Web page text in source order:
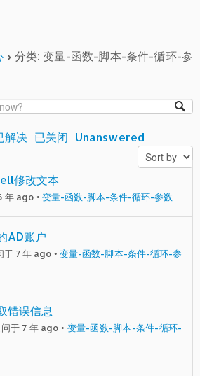
› 分类: 变量-函数-脚本-条件-循环-参
解决 已关闭 Unanswered
修改文本
年 ago •变量-函数-脚本-条件-循环-参数
AD账户
于 7 年 ago •变量-函数-脚本-条件-循环-参
错误信息
于 7 年 ago • 变量-函数-脚本-条件-循环-